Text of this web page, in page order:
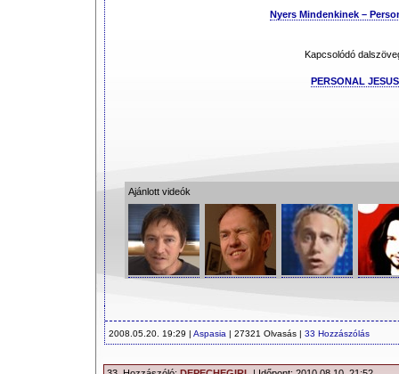
Nyers Mindenkinek –
Kapcsolódó
PERSONAL JESUS
Ajánlott videók
2008.05.20. 19:29 | Aspasia | 27321 Olvasás | 33 Hozzászólás